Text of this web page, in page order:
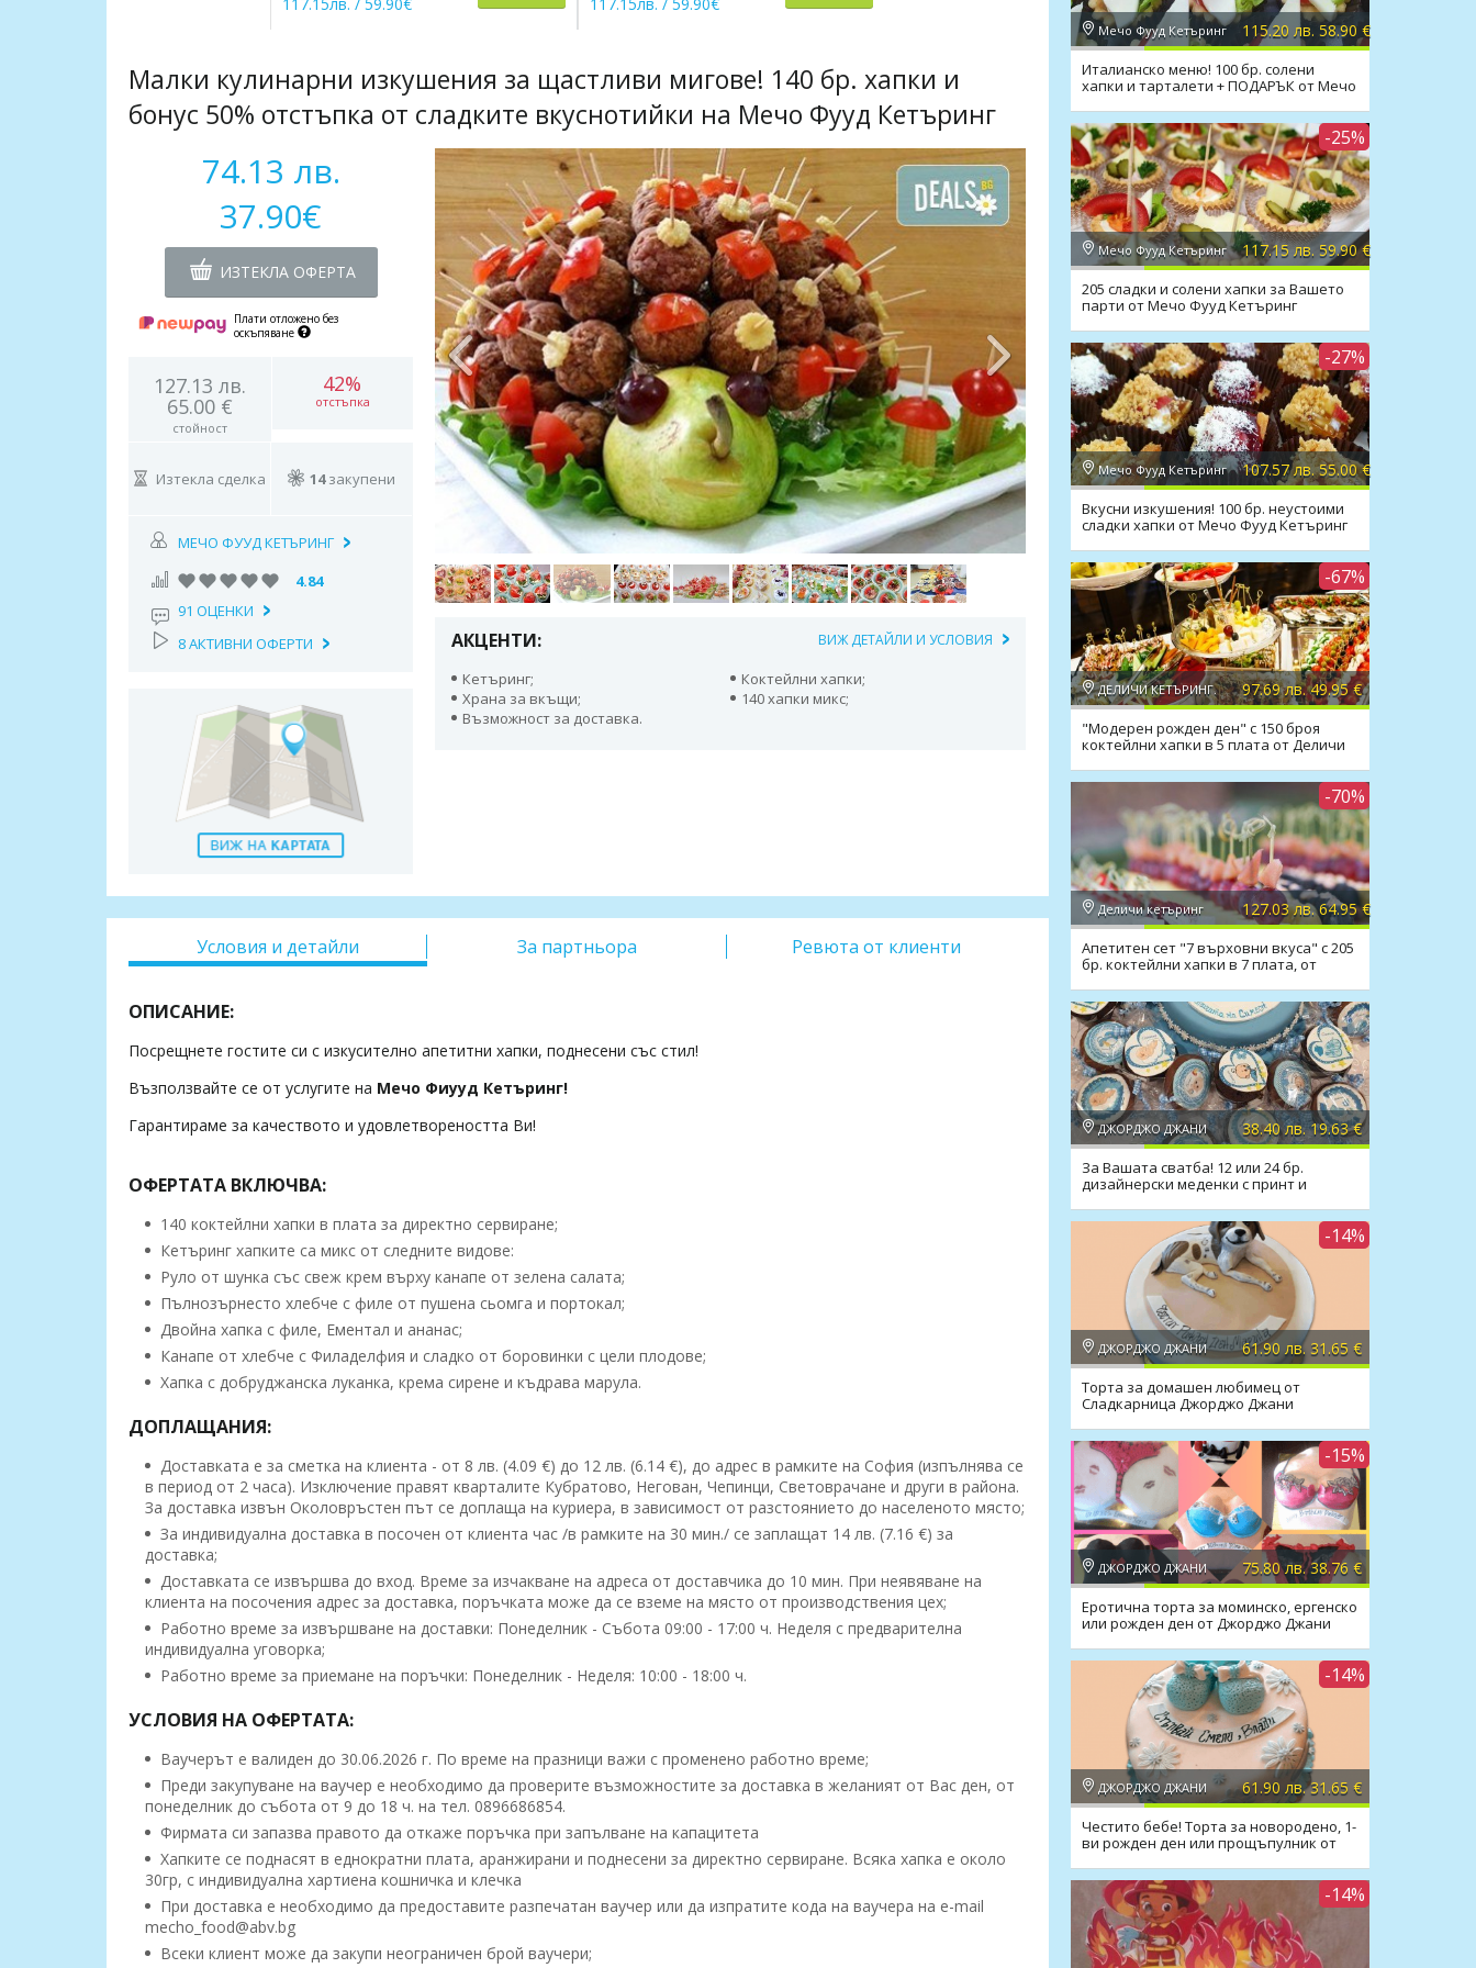
Малки кулинарни изкушения за щастливи мигове! 140 бр. хапки и
бонус 50% отстъпка от сладките вкуснотийки на Мечо Фууд Кетъринг
АКЦЕНТИ: ВИЖ ДЕТАЙЛИ И УСЛОВИЯ
Кетъринг;
Коктейлни хапки;
Храна за вкъщи;
140 хапки микс;
Възможност за доставка.
74.13 лв.
37.90€
ИЗТЕКЛА ОФЕРТА
Плати отложено без
оскъпяване
127.13 лв.
65.00 €
стойност
42%
отстъпка
Изтекла сделка 14закупени
МЕЧО ФУУД КЕТЪРИНГ
4.84
91 ОЦЕНКИ
8 АКТИВНИ ОФЕРТИ
Условия и детайли За партньора Ревюта от клиенти
ОПИСАНИЕ:
Посрещнете гостите си с изкусително апетитни хапки, поднесени със стил!
Възползвайте се от услугите на Мечо Фиууд Кетъринг!
Гарантираме за качеството и удовлетвореността Ви!
ОФЕРТАТА ВКЛЮЧВА:
140 коктейлни хапки в плата за директно сервиране;
Кетъринг хапките са микс от следните видове:
Руло от шунка със свеж крем върху канапе от зелена салата;
Пълнозърнесто хлебче с филе от пушена сьомга и портокал;
Двойна хапка с филе, Ементал и ананас;
Канапе от хлебче с Филаделфия и сладко от боровинки с цели плодове;
Хапка с добруджанска луканка, крема сирене и къдрава марула.
ДОПЛАЩАНИЯ:
Доставката е за сметка на клиента - от 8 лв. (4.09 €) до 12 лв. (6.14 €), до адрес в рамките на София (изпълнява се
в период от 2 часа). Изключение правят кварталите Кубратово, Негован, Чепинци, Световрачане и други в района.
За доставка извън Околовръстен път се доплаща на куриера, в зависимост от разстоянието до населеното място;
За индивидуална доставка в посочен от клиента час /в рамките на 30 мин./ се заплащат 14 лв. (7.16 €) за
доставка;
Доставката се извършва до вход. Време за изчакване на адреса от доставчика до 10 мин. При неявяване на
клиента на посочения адрес за доставка, поръчката може да се вземе на място от производствения цех;
Работно време за извършване на доставки: Понеделник - Събота 09:00 - 17:00 ч. Неделя с предварителна
индивидуална уговорка;
Работно време за приемане на поръчки: Понеделник - Неделя: 10:00 - 18:00 ч.
УСЛОВИЯ НА ОФЕРТАТА:
Ваучерът е валиден до 30.06.2026 г. По време на празници важи с променено работно време;
Преди закупуване на ваучер е необходимо да проверите възможностите за доставка в желаният от Вас ден, от
понеделник до събота от 9 до 18 ч. на тел. 0896686854.
Фирмата си запазва правото да откаже поръчка при запълване на капацитета
Хапките се поднасят в еднократни плата, аранжирани и поднесени за директно сервиране. Всяка хапка е около
30гр, с индивидуална хартиена кошничка и клечка
При доставка е необходимо да предоставите разпечатан ваучер или да изпратите кода на ваучера на e-mail
mecho_food@abv.bg
Всеки клиент може да закупи неограничен брой ваучери;
Мечо Фууд Кетъринг 115.20 лв. 58.90 €
Италианско меню! 100 бр. солени
хапки и тарталети + ПОДАРЪК от Мечо
-25%
Мечо Фууд Кетъринг 117.15 лв. 59.90 €
205 сладки и солени хапки за Вашето
парти от Мечо Фууд Кетъринг
-27%
Мечо Фууд Кетъринг 107.57 лв. 55.00 €
Вкусни изкушения! 100 бр. неустоими
сладки хапки от Мечо Фууд Кетъринг
-67%
ДЕЛИЧИ КЕТЪРИНГ. 97.69 лв. 49.95 €
"Модерен рожден ден" с 150 броя
коктейлни хапки в 5 плата от Деличи
-70%
Деличи кетъринг 127.03 лв. 64.95 €
Апетитен сет "7 върховни вкуса" с 205
бр. коктейлни хапки в 7 плата, от
ДЖОРДЖО ДЖАНИ 38.40 лв. 19.63 €
За Вашата сватба! 12 или 24 бр.
дизайнерски меденки с принт и
-14%
ДЖОРДЖО ДЖАНИ 61.90 лв. 31.65 €
Торта за домашен любимец от
Сладкарница Джорджо Джани
-15%
ДЖОРДЖО ДЖАНИ 75.80 лв. 38.76 €
Еротична торта за моминско, ергенско
или рожден ден от Джорджо Джани
-14%
ДЖОРДЖО ДЖАНИ 61.90 лв. 31.65 €
Честито бебе! Торта за новородено, 1-
ви рожден ден или прощъпулник от
-14%